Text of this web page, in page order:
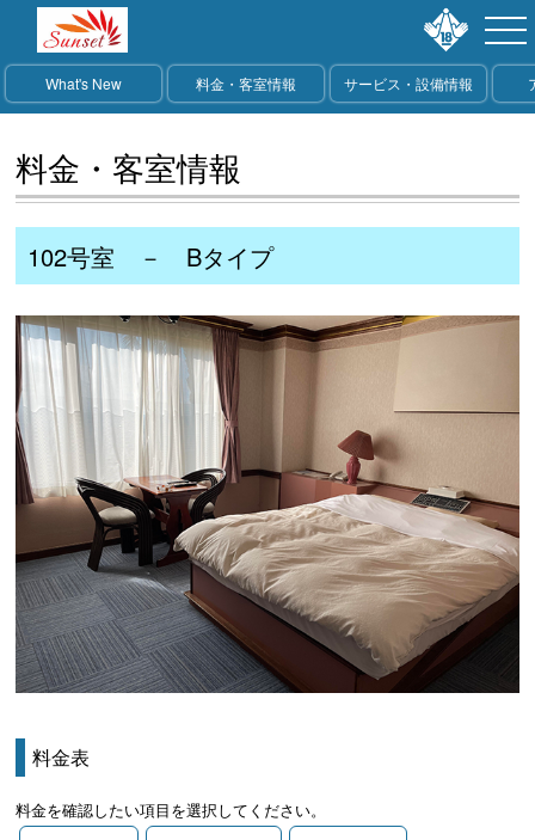
What's New 料金・客室情報 サービス・設備情報
料金・客室情報
102号室 － Bタイプ
料金表
料金を確認したい項目を選択してください。